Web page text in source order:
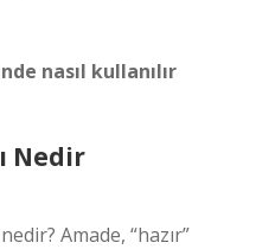
nasıl kullanılır
Nedir
Amade, “hazır”